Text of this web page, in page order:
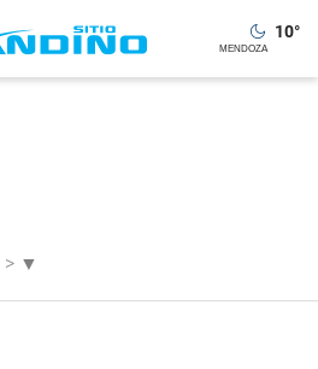
10°
> ▼